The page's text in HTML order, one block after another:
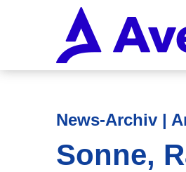
News-Archiv |
Sonne,